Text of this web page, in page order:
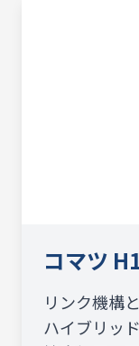
コマツ
リンク機構
ハイブリッ